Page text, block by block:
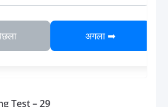
अगला ➡
Test – 29